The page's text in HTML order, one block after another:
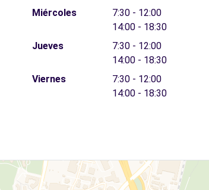
Miércoles
7:30 - 12:00
14:00 - 18:30
Jueves
7:30 - 12:00
14:00 - 18:30
Viernes
7:30 - 12:00
14:00 - 18:30